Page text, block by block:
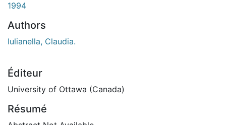
1994
Authors
Iulianella, Claudia.
Éditeur
University of Ottawa (Canada)
Résumé